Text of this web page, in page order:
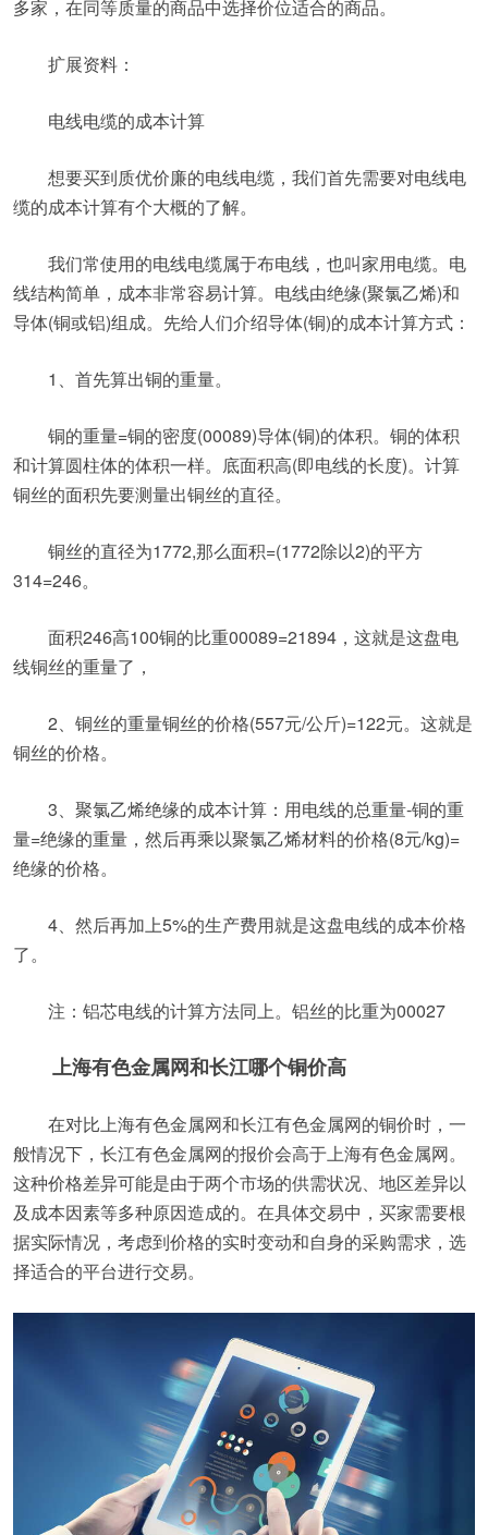
多家，在同等质量的商品中选择价位适合的商品。
扩展资料：
电线电缆的成本计算
想要买到质优价廉的电线电缆，我们首先需要对电线电
缆的成本计算有个大概的了解。
我们常使用的电线电缆属于布电线，也叫家用电缆。电
线结构简单，成本非常容易计算。电线由绝缘(聚氯乙烯)和
导体(铜或铝)组成。先给人们介绍导体(铜)的成本计算方式：
1、首先算出铜的重量。
铜的重量=铜的密度(00089)导体(铜)的体积。铜的体积
和计算圆柱体的体积一样。底面积高(即电线的长度)。计算
铜丝的面积先要测量出铜丝的直径。
铜丝的直径为1772,那么面积=(1772除以2)的平方
314=246。
面积246高100铜的比重00089=21894，这就是这盘电
线铜丝的重量了，
2、铜丝的重量铜丝的价格(557元/公斤)=122元。这就是
铜丝的价格。
3、聚氯乙烯绝缘的成本计算：用电线的总重量-铜的重
量=绝缘的重量，然后再乘以聚氯乙烯材料的价格(8元/kg)=
绝缘的价格。
4、然后再加上5%的生产费用就是这盘电线的成本价格
了。
注：铝芯电线的计算方法同上。铝丝的比重为00027
上海有色金属网和长江哪个铜价高
在对比上海有色金属网和长江有色金属网的铜价时，一
般情况下，长江有色金属网的报价会高于上海有色金属网。
这种价格差异可能是由于两个市场的供需状况、地区差异以
及成本因素等多种原因造成的。在具体交易中，买家需要根
据实际情况，考虑到价格的实时变动和自身的采购需求，选
择适合的平台进行交易。